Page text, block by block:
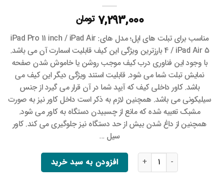
7,293,000 تومان
مناسب برای تبلت های اپل؛ مدل های: iPad Pro 11 inch / iPad Air
4 / iPad Air 5 بارزترین ویژگی این کیف قابلیت اسمارت آن می باشد.
با وجود این فناوری درب کیف موجب روشن یا خاموش شدن صفحه
نمایش تبلت شما می شود. قابلیت استند ویژگی دیگر این کیف می
باشد. کاور داخلی کیف که آیپد شما در آن قرار می گیرد از جنس
سیلیکونی می باشد. همچنین لازم به ذکر است داخل کاور نیز به صورت
مشبک تعبیه شده که مانع از چسبیدن دستگاه به کاور می شود.
همچنین از داغ شدن بیش از حد دستگاه نیز جلوگیری می کند. کاور
سیل …
کیف کلاسوری مدل کیبورد دار مناسب برای تبلت اپل iPad Pro 11 عدد
افزودن به سبد خرید